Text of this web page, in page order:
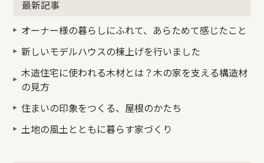
最新記事
オーナー様の暮らしにふれて、あらためて感じたこと
新しいモデルハウスの棟上げを行いました
木造住宅に使われる木材とは？木の家を支える構造材
の見方
住まいの印象をつくる、屋根のかたち
土地の風土とともに暮らす家づくり